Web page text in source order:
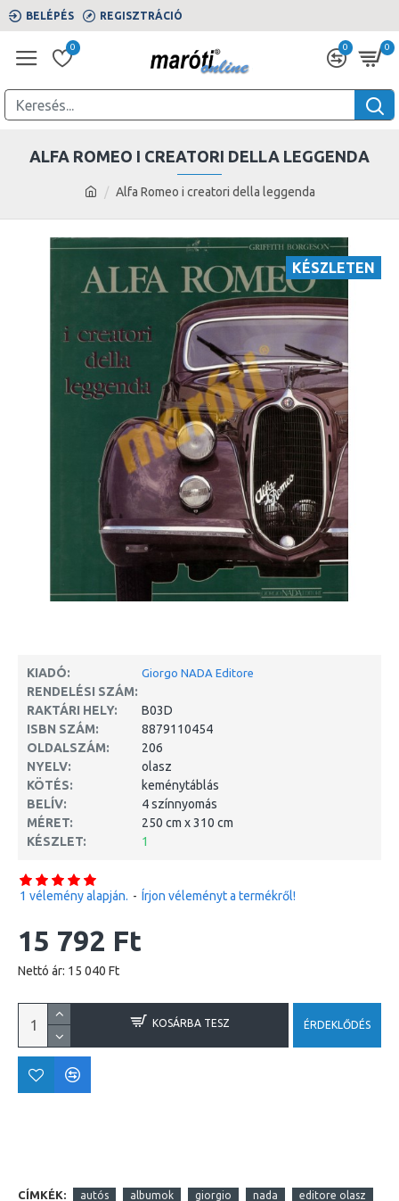
BELÉPÉS REGISZTRÁCIÓ
0 0 0
Alfa Romeo i creatori della leggenda
ALFA ROMEO I CREATORI DELLA LEGGENDA
KÉSZLETEN
KIADÓ: Giorgo NADA Editore
RENDELÉSI SZÁM:
RAKTÁRI HELY:
B03D
ISBN SZÁM:
8879110454
OLDALSZÁM:
206
NYELV:
olasz
KÖTÉS:
keménytáblás
BELÍV:
4 színnyomás
MÉRET:
250 cm x 310 cm
KÉSZLET:
1
1 vélemény alapján. - Írjon véleményt a termékről!
15 792 Ft
Nettó ár: 15 040 Ft
KOSÁRBA TESZ ÉRDEKLŐDÉS
CÍMKÉK: autós albumok giorgio nada editore olasz